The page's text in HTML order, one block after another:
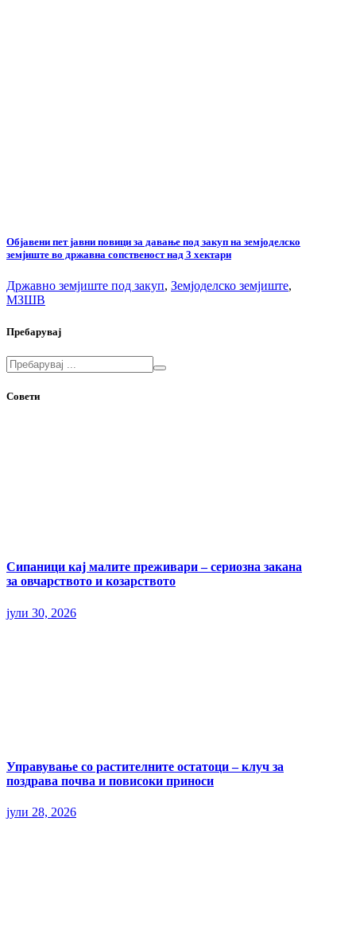
Објавени пет јавни повици за давање под закуп на земјоделско
земјиште во државна сопственост над 3 хектари
Државно земјиште под закуп, Земјоделско земјиште,
МЗШВ
Пребарувај
Совети
Сипаници кај малите преживари – сериозна закана
за овчарството и козарството
јули 30, 2026
Управување со растителните остатоци – клуч за
поздрава почва и повисоки приноси
јули 28, 2026